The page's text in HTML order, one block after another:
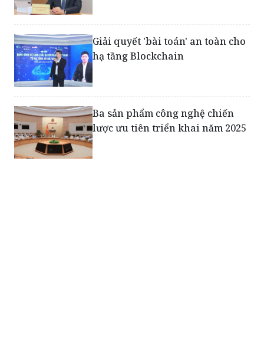
Giải quyết 'bài toán' an toàn cho
hạ tầng Blockchain
Ba sản phẩm công nghệ chiến
lược ưu tiên triển khai năm 2025